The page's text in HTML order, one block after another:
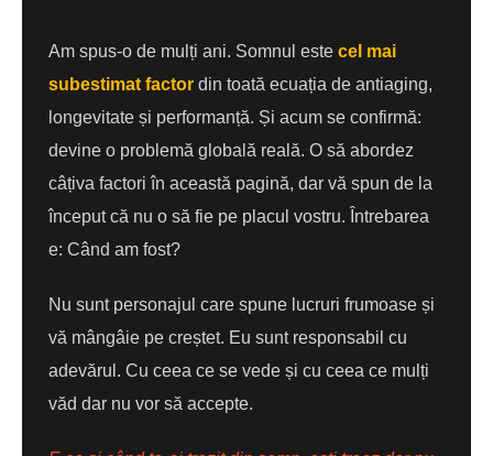
Am spus-o de mulți ani. Somnul este cel mai
subestimat factor din toată ecuația de antiaging,
longevitate și performanță. Și acum se confirmă:
devine o problemă globală reală. O să abordez
câțiva factori în această pagină, dar vă spun de la
început că nu o să fie pe placul vostru. Întrebarea
e: Când am fost?
Nu sunt personajul care spune lucruri frumoase și
vă mângâie pe creștet. Eu sunt responsabil cu
adevărul. Cu ceea ce se vede și cu ceea ce mulți
văd dar nu vor să accepte.